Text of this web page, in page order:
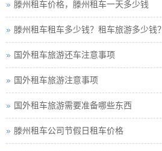
滕州租车价格，滕州租车一天多少钱
滕州租车租车多少钱？租车旅游多少钱？
国外租车旅游还车注意事项
国外租车旅游注意事项
国外租车旅游需要准备哪些东西
滕州租车公司节假日租车价格